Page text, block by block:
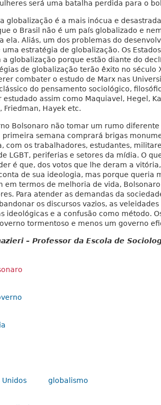
será uma batalha perdida para o
globalização é a mais inócua e
o Brasil não é um país globalizado e
ela. Aliás, um dos problemas do
estratégia de globalização. Os
globalização porque estão diante do
de globalização terão êxito no século
combater o estudo de Marx nas
do pensamento sociológico,
estudado assim como Maquiavel, Hegel,
Friedman, Hayek etc.
Bolsonaro não tomar um rumo
primeira semana comprará brigas
com os trabalhadores, estudantes,
LGBT, periferias e setores da mídia. O
é que, dos votos que lhe deram a
de sua ideologia, mas porque queria
em termos de melhoria de vida,
Para atender as demandas da
os discursos vazios, as
ideológicas e a confusão como método.
tormentoso e menos um governo
– Professor da Escola de
Unidos globalismo